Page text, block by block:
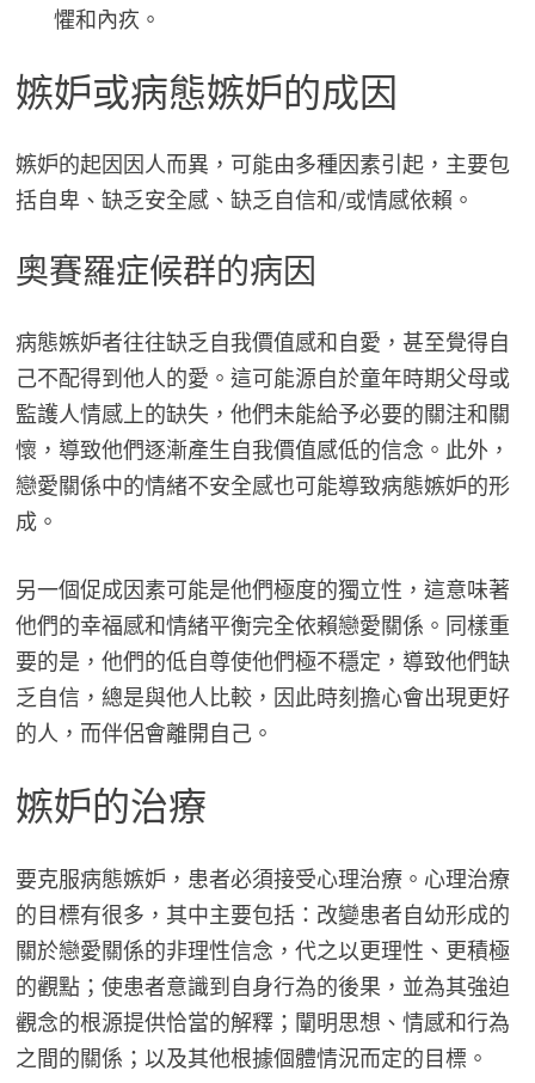
懼和內疚。
嫉妒或病態嫉妒的成因
嫉妒的起因因人而異，可能由多種因素引起，主要包
括自卑、缺乏安全感、缺乏自信和/或情感依賴。
奧賽羅症候群的病因
病態嫉妒者往往缺乏自我價值感和自愛，甚至覺得自
己不配得到他人的愛。這可能源自於童年時期父母或
監護人情感上的缺失，他們未能給予必要的關注和關
懷，導致他們逐漸產生自我價值感低的信念。此外，
戀愛關係中的情緒不安全感也可能導致病態嫉妒的形
成。
另一個促成因素可能是他們極度的獨立性，這意味著
他們的幸福感和情緒平衡完全依賴戀愛關係。同樣重
要的是，他們的低自尊使他們極不穩定，導致他們缺
乏自信，總是與他人比較，因此時刻擔心會出現更好
的人，而伴侶會離開自己。
嫉妒的治療
要克服病態嫉妒，患者必須接受心理治療。心理治療
的目標有很多，其中主要包括：改變患者自幼形成的
關於戀愛關係的非理性信念，代之以更理性、更積極
的觀點；使患者意識到自身行為的後果，並為其強迫
觀念的根源提供恰當的解釋；闡明思想、情感和行為
之間的關係；以及其他根據個體情況而定的目標。